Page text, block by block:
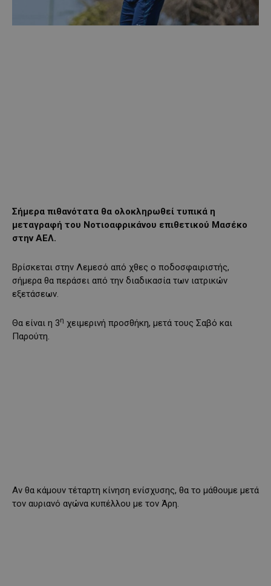
Σήμερα πιθανότατα θα ολοκληρωθεί τυπικά η
μεταγραφή του Νοτιοαφρικάνου επιθετικού Μασέκο
στην ΑΕΛ.
Βρίσκεται στην Λεμεσό από χθες ο ποδοσφαιριστής,
σήμερα θα περάσει από την διαδικασία των ιατρικών
εξετάσεων.
Θα είναι η 3η χειμερινή προσθήκη, μετά τους Σαβό και
Παρούτη.
Αν θα κάμουν τέταρτη κίνηση ενίσχυσης, θα το μάθουμε μετά
τον αυριανό αγώνα κυπέλλου με τον Άρη.